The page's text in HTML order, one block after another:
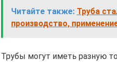
Читайте также: Труба
производство,
Трубы могут иметь разную